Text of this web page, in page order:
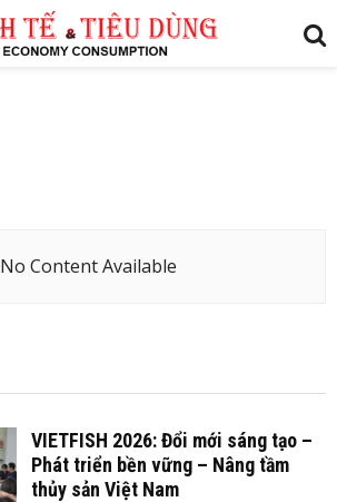
No Content Available
VIETFISH 2026: Đổi mới sáng tạo –
Phát triển bền vững – Nâng tầm
thủy sản Việt Nam